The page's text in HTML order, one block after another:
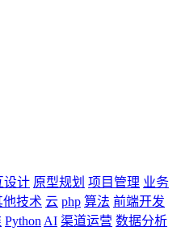
设计 原型规划 项目管理 业务
他技术 云 php 算法 前端开发
Python AI 渠道运营 数据分析